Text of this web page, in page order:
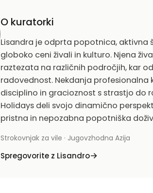
O kuratorki
Lisandra je odprta popotnica, aktivna
globoko ceni živali in kulturo. Njena
raztezata na različnih področjih, kar
radovednost. Nekdanja profesionalna
disciplino in gracioznost s strastjo do
Holidays deli svojo dinamično
pristna in nepozabna popotniška
Strokovnjak za vile · Jugovzhodna Azija
Spregovorite z Lisandro